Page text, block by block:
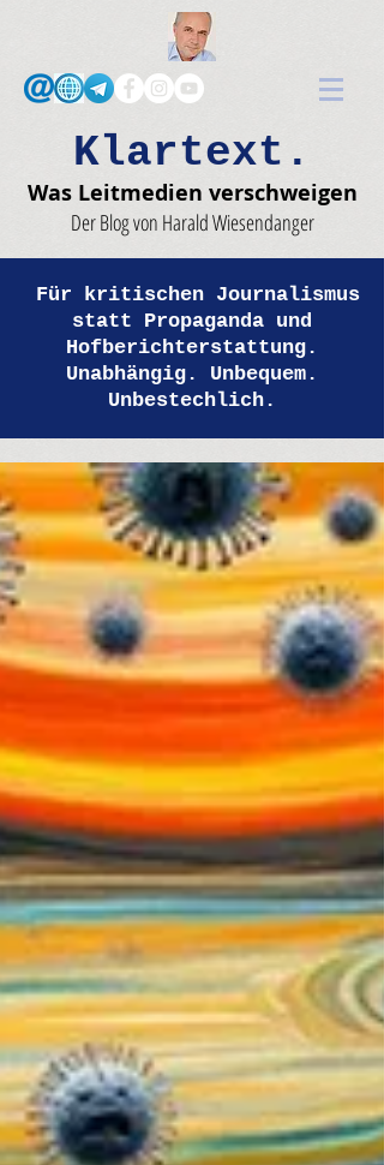
Klartext.
Was Leitmedien verschweigen
Der Blog von Harald Wiesendanger
Für kritischen Journalismus
statt Propaganda und
Hofberichterstattung.
Unabhängig. Unbequem.
Unbestechlich.